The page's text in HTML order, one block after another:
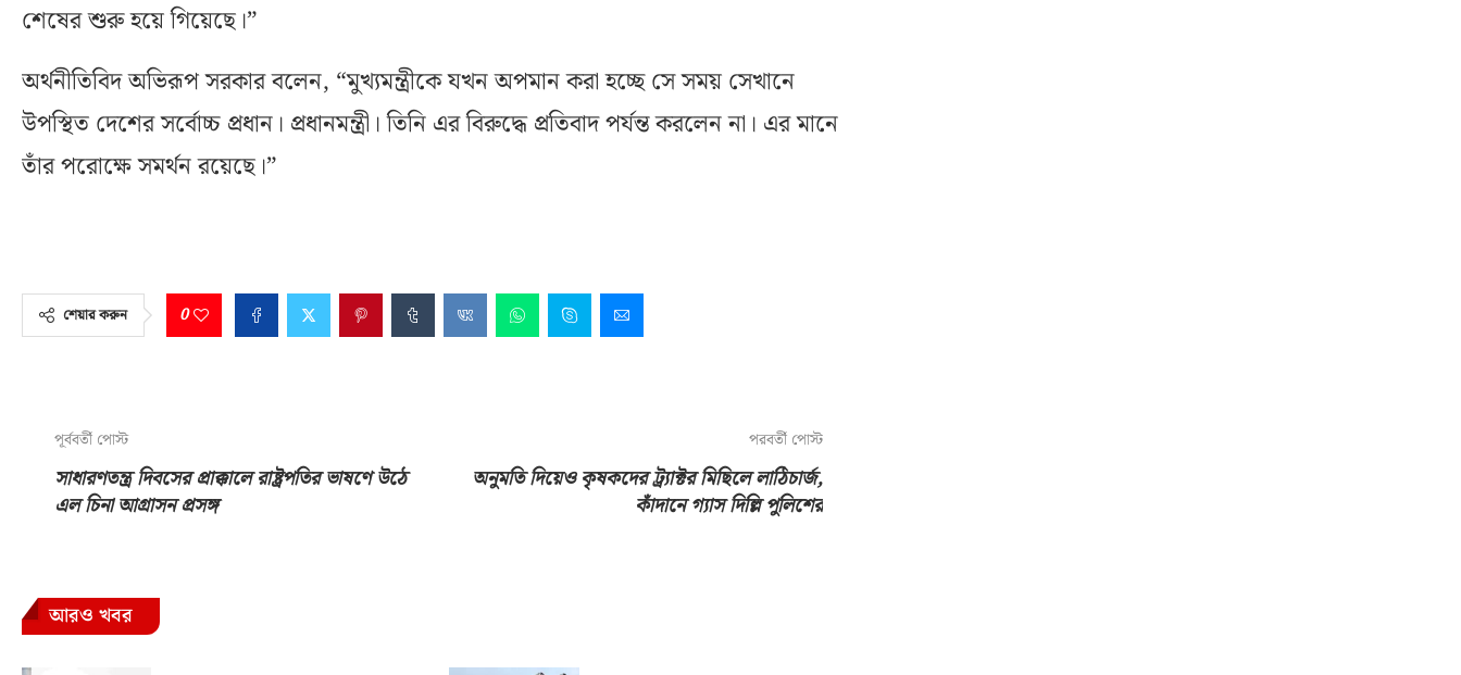
শেষের শুরু হয়ে গিয়েছে।”
অর্থনীতিবিদ অভিরূপ সরকার বলেন, “মুখ্যমন্ত্রীকে যখন অপমান করা হচ্ছে সে সময় সেখানে
উপস্থিত দেশের সর্বোচ্চ প্রধান। প্রধানমন্ত্রী। তিনি এর বিরুদ্ধে প্রতিবাদ পর্যন্ত করলেন না। এর মানে
তাঁর পরোক্ষে সমর্থন রয়েছে।”
শেয়ার করুন 0
পূর্ববর্তী পোস্ট
সাধারণতন্ত্র দিবসের প্রাক্কালে রাষ্ট্রপতির ভাষণে উঠে
এল চিনা আগ্রাসন প্রসঙ্গ
পরবর্তী পোস্ট
অনুমতি দিয়েও কৃষকদের ট্র্যাক্টর মিছিলে লাঠিচার্জ,
কাঁদানে গ্যাস দিল্লি পুলিশের
আরও খবর